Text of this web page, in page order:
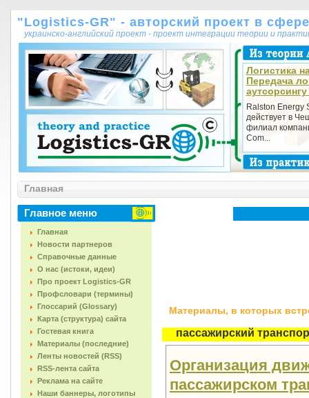
"Logistics-GR" - авторский проект в
украинско-английский проект - проект интеграции теории и
Логистика
Передача
аутсорсингу
Ralston Energy
действует в
филиал
Com...
Главная
Главное меню
Главная
Новости партнеров
Справочные данные
О нас (истоки, идеи)
Про проект Logistics-GR
Профсловари (термины)
Глоссарий (Glossary)
Карта (структура) сайта
Гостевая книга
Материалы (последние)
Ленты новостей (RSS)
RSS-лента сайта
Реклама на сайте
Наши баннеры, логотипы
Материалы, в которых
пассажирский
Организация
пассажирском